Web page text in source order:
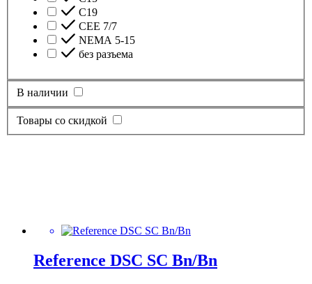
C19
CEE 7/7
NEMA 5-15
без разъема
В наличии
Товары со скидкой
Reference DSC SC Bn/Bn